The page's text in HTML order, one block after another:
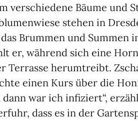
verschiedene Bäume und
stehen in
Brummen und Summen
er, während sich eine
Terrasse herumtreibt.
einen Kurs über die
dann war ich infiziert“,
dass es in der